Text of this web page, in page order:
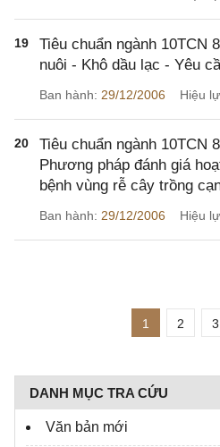
19
Tiêu chuẩn ngành 10TCN
nuôi - Khô dầu lạc - Yêu
Ban hành: 29/12/2006 Hiệu
20
Tiêu chuẩn ngành 10TCN
Phương pháp đánh giá
bệnh vùng rễ cây trồng
Ban hành: 29/12/2006 Hiệu
1 2 3
DANH MỤC TRA CỨU
Văn bản mới